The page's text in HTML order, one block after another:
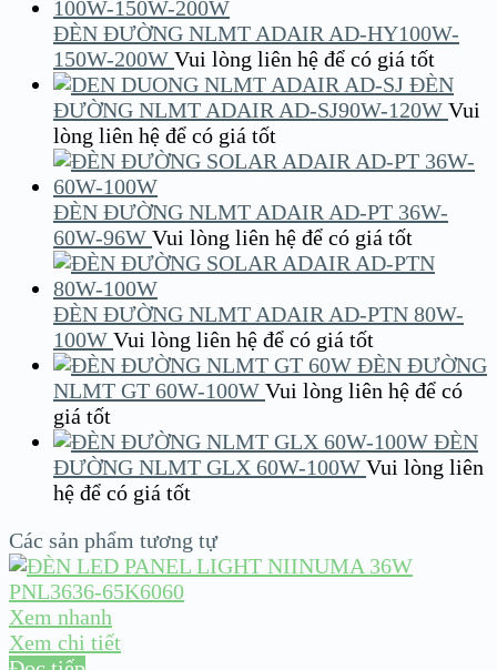
ĐÈN ĐƯỜNG NLMT ADAIR AD-HY100W-
150W-200W Vui lòng liên hệ để có giá tốt
ĐÈN
ĐƯỜNG NLMT ADAIR AD-SJ90W-120W Vui
lòng liên hệ để có giá tốt
ĐÈN ĐƯỜNG NLMT ADAIR AD-PT 36W-
60W-96W Vui lòng liên hệ để có giá tốt
ĐÈN ĐƯỜNG NLMT ADAIR AD-PTN 80W-
100W Vui lòng liên hệ để có giá tốt
ĐÈN ĐƯỜNG
NLMT GT 60W-100W Vui lòng liên hệ để có
giá tốt
ĐÈN
ĐƯỜNG NLMT GLX 60W-100W Vui lòng liên
hệ để có giá tốt
Các sản phẩm tương tự
Xem nhanh
Xem chi tiết